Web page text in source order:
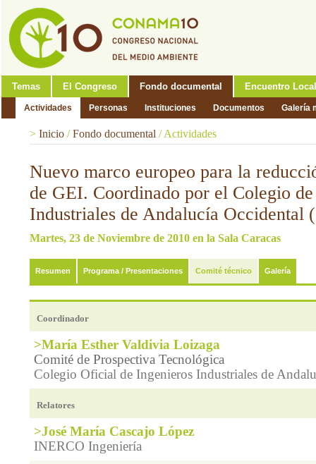
Temas El Congreso Fondo documental Encuentro Local
Actividades Personas Instituciones Documentos Galería
> Inicio /Fondo documental / Actividades
Nuevo marco europeo para la
de GEI. Coordinado por el Colegio
Industriales de Andalucía Occidental
Martes, 23 de Noviembre de 2010 en la Sala Caracas
Resumen Programa / Presentaciones Comité técnico Galería
Coordinador
>María Esther Valdivia Loizaga
Comité de Prospectiva Tecnológica
Colegio Oficial de Ingenieros Industriales de
Relatores
>José María Cascajo López
INERCO Ingeniería